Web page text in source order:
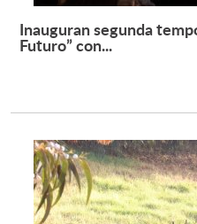
Inauguran segunda
Futuro” con...